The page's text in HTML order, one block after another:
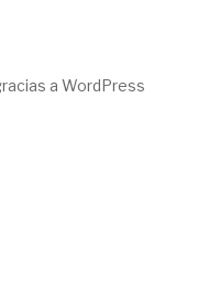
a WordPress